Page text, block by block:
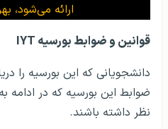
ارائه می‌شود،
قوانین و ضوابط بورسیه IYT
دانشجویانی که این بورسیه را
ضوابط این بورسیه که در ادامه
نظر داشته باشند.